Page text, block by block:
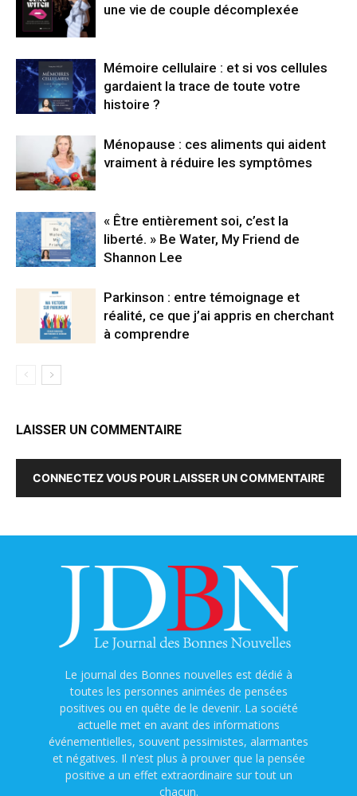
une vie de couple décomplexée
Mémoire cellulaire : et si vos cellules
gardaient la trace de toute votre
histoire ?
Ménopause : ces aliments qui aident
vraiment à réduire les symptômes
« Être entièrement soi, c’est la
liberté. » Be Water, My Friend de
Shannon Lee
Parkinson : entre témoignage et
réalité, ce que j’ai appris en cherchant
à comprendre
LAISSER UN COMMENTAIRE
CONNECTEZ VOUS POUR LAISSER UN COMMENTAIRE
Le journal des Bonnes nouvelles est dédié à
toutes les personnes animées de pensées
positives ou en quête de le devenir. La société
actuelle met en avant des informations
événementielles, souvent pessimistes, alarmantes
et négatives. Il n’est plus à prouver que la pensée
positive a un effet extraordinaire sur tout un
chacun.